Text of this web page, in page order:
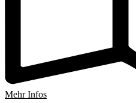
Mehr Infos